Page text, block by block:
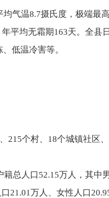
均气温8.7摄氏度，极端最
平均无霜期163天。全
低温冷害等。
215个村、18个城镇社区
籍总人口52.15万人，其中
21.01万人、女性人口